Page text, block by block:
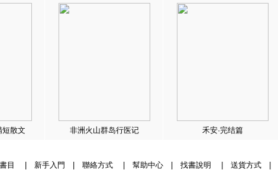
短散文 非洲火山群岛行医记 禾安·完结篇
目 新手入門 聯絡方式| 幫助中心| 找書說明 送貨方式|